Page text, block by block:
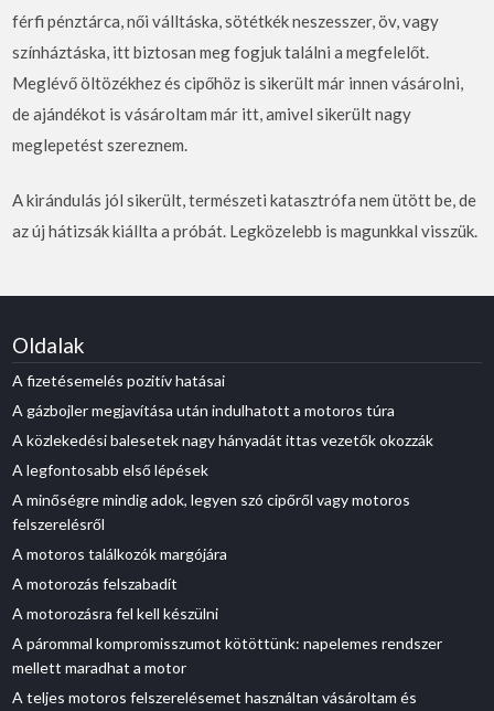
férfi pénztárca, női válltáska, sötétkék neszesszer, öv, vagy
színháztáska, itt biztosan meg fogjuk találni a megfelelőt.
Meglévő öltözékhez és cipőhöz is sikerült már innen vásárolni,
de ajándékot is vásároltam már itt, amivel sikerült nagy
meglepetést szereznem.
A kirándulás jól sikerült, természeti katasztrófa nem ütött be, de
az új hátizsák kiállta a próbát. Legközelebb is magunkkal visszük.
Oldalak
A fizetésemelés pozitív hatásai
A gázbojler megjavítása után indulhatott a motoros túra
A közlekedési balesetek nagy hányadát ittas vezetők okozzák
A legfontosabb első lépések
A minőségre mindig adok, legyen szó cipőről vagy motoros
felszerelésről
A motoros találkozók margójára
A motorozás felszabadít
A motorozásra fel kell készülni
A párommal kompromisszumot kötöttünk: napelemes rendszer
mellett maradhat a motor
A teljes motoros felszerelésemet használtan vásároltam és